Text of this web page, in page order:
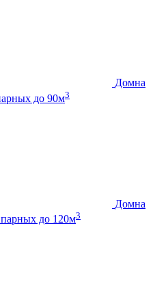
Домна
до 90м3
Домна
до 120м3